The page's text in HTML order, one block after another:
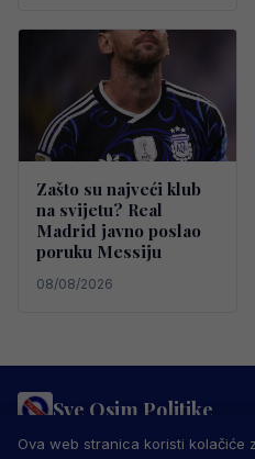
Zašto su najveći klub
na svijetu? Real
Madrid javno poslao
poruku Messiju
08/08/2026
Sve Osim Politike
PRAVILA PRIVATNOSTI
Ova web stranica koristi kolačiće